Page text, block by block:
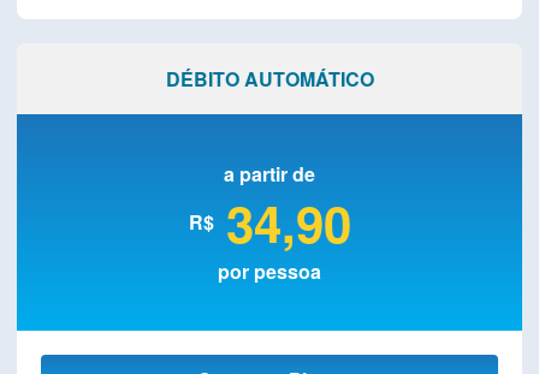
DÉBITO AUTOMÁTICO
a partir de
R$ 34,90
por pessoa